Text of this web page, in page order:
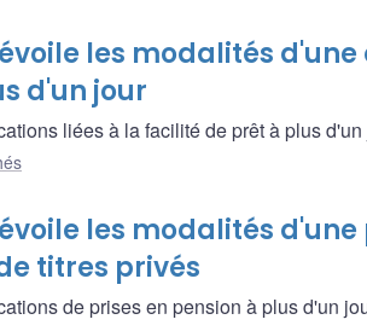
les modalités
d'un jour
liées à la facilité de prêt à plus
les modalités d'une
titres privés
de prises en pension à plus d'un